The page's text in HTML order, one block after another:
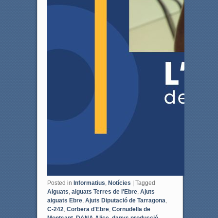
Posted in Informatius, Notícies
Tagged
Aiguats, aiguats Terres de l'Ebre, Ajuts
aiguats Ebre, Ajuts Diputació de Tarragona,
C-242, Corbera d'Ebre, Cornudella de